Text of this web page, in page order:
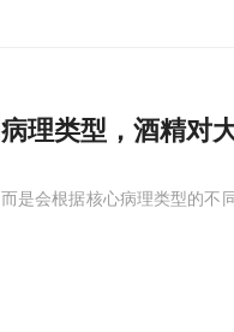
理类型，酒精对
是会根据核心病理类型的不